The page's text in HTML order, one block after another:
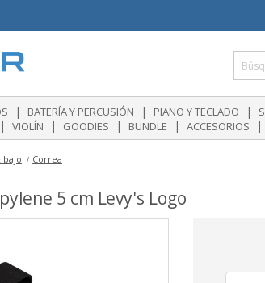
| BATERÍA Y PERCUSIÓN | PIANO Y TECLADO |
| VIOLÍN | GOODIES | BUNDLE | ACCESORIOS |
bajo Correa
5 cm Levy's Logo